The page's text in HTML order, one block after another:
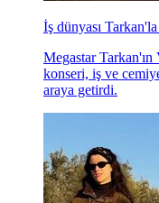
İş dünyası
Megastar
konseri, iş ve
araya getirdi.